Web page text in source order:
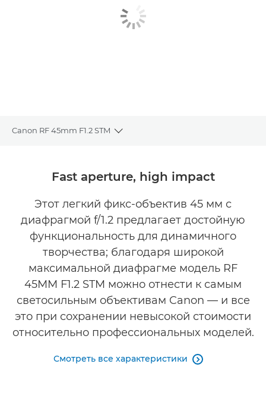
Canon RF 45mm F1.2 STM
Toggle breadcrumbs
Галерея
Fast aperture, high impact
Этот легкий фикс-объектив 45 мм с
диафрагмой f/1.2 предлагает достойную
функциональность для динамичного
творчества; благодаря широкой
максимальной диафрагме модель RF
45MM F1.2 STM можно отнести к самым
светосильным объективам Canon — и все
это при сохранении невысокой стоимости
относительно профессиональных моделей.
Смотреть все характеристики 